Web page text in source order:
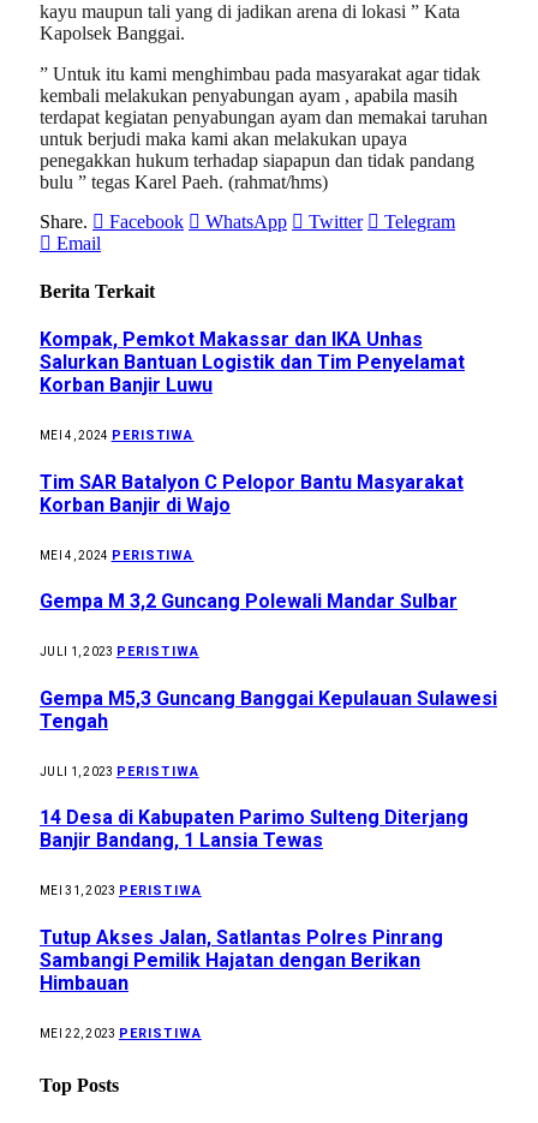
kayu maupun tali yang di jadikan arena di lokasi ” Kata
Kapolsek Banggai.
” Untuk itu kami menghimbau pada masyarakat agar tidak
kembali melakukan penyabungan ayam , apabila masih
terdapat kegiatan penyabungan ayam dan memakai taruhan
untuk berjudi maka kami akan melakukan upaya
penegakkan hukum terhadap siapapun dan tidak pandang
bulu ” tegas Karel Paeh. (rahmat/hms)
Share.
Facebook WhatsApp Twitter
Telegram
Email
Berita Terkait
Kompak, Pemkot Makassar dan IKA Unhas
Salurkan Bantuan Logistik dan Tim Penyelamat
Korban Banjir Luwu
MEI 4, 2024 PERISTIWA
Tim SAR Batalyon C Pelopor Bantu Masyarakat
Korban Banjir di Wajo
MEI 4, 2024 PERISTIWA
Gempa M 3,2 Guncang Polewali Mandar Sulbar
JULI 1, 2023 PERISTIWA
Gempa M5,3 Guncang Banggai Kepulauan Sulawesi
Tengah
JULI 1, 2023 PERISTIWA
14 Desa di Kabupaten Parimo Sulteng Diterjang
Banjir Bandang, 1 Lansia Tewas
MEI 31, 2023 PERISTIWA
Tutup Akses Jalan, Satlantas Polres Pinrang
Sambangi Pemilik Hajatan dengan Berikan
Himbauan
MEI 22, 2023 PERISTIWA
Top Posts